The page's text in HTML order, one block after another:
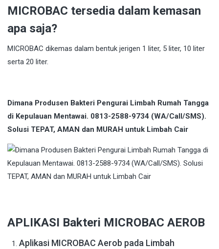
MICROBAC tersedia dalam kemasan
apa saja?
MICROBAC dikemas dalam bentuk jerigen 1 liter, 5 liter, 10 liter
serta 20 liter.
Dimana Produsen Bakteri Pengurai Limbah Rumah Tangga
di Kepulauan Mentawai. 0813-2588-9734 (WA/Call/SMS).
Solusi TEPAT, AMAN dan MURAH untuk Limbah Cair
APLIKASI Bakteri MICROBAC AEROB
Aplikasi MICROBAC Aerob pada Limbah